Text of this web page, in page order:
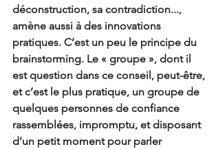
déconstruction, sa contradiction...,
amène aussi à des innovations
pratiques. C’est un peu le principe du
brainstorming. Le « groupe », dont il
est question dans ce conseil, peut-être,
et c’est le plus pratique, un groupe de
quelques personnes de confiance
rassemblées, impromptu, et disposant
d’un petit moment pour parler